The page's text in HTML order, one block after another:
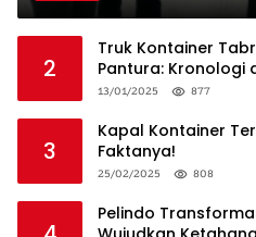
2
Truk Kontainer
Pantura: Kronologi
13/01/2025 877
3
Kapal Kontainer
Faktanya!
25/02/2025 808
Pelindo